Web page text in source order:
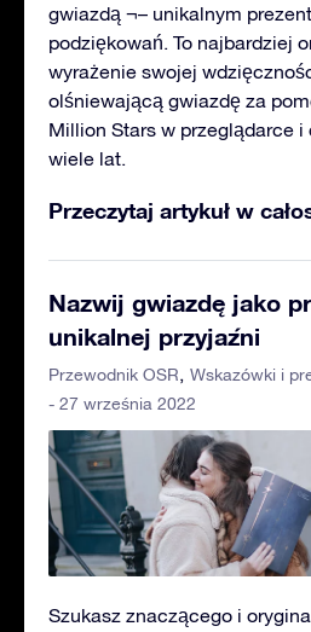
gwiazdą ¬– unikalnym
podziękowań. To najbardziej
wyrażenie swojej
olśniewającą gwiazdę za
Million Stars w przeglądarce i
wiele lat.
Przeczytaj artykuł w
Nazwij gwiazdę jako
unikalnej przyjaźni
Przewodnik OSR
Wskazówki i
- 27 września 2022
Szukasz znaczącego i